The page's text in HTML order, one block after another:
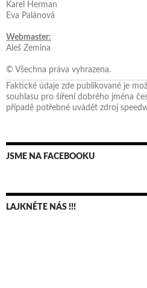
Karel Herman
Eva Palánová
Webmaster:
Aleš Zemina
© Všechna práva vyhrazena.
Faktické údaje zde publikované je
souhlasu pro šíření dobrého jména
případě potřebné uvádět zdroj
JSME NA FACEBOOKU
LAJKNĚTE NÁS !!!